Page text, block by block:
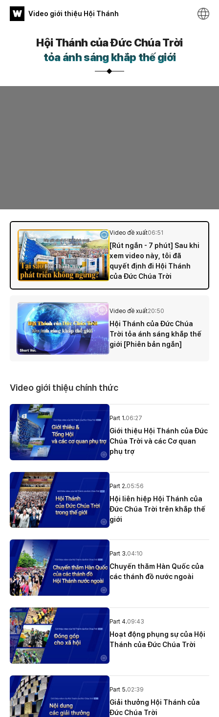
WATVVideo giới thiệu Hội Thánh
Video
thiệu
Hội
Hội Thánh của Đức Chúa Trời
tỏa ánh sáng khắp thế giới
Video đề xuất06:51
[Rút ngắn - 7 phút] Sau khi
xem video này, tôi đã
quyết định đi Hội Thánh
của Đức Chúa Trời
Video đề xuất20:50
Hội Thánh của Ðức Chúa
Trời tỏa ánh sáng khắp thế
giới [Phiên bản ngắn]
Video giới thiệu chính thức
Part 1.06:27
Giới thiệu Hội Thánh của Đức
Chúa Trời và các Cơ quan
phụ trợ
Part 2.05:56
Hội liên hiệp Hội Thánh của
Ðức Chúa Trời trên khắp thế
giới
Part 3.04:10
Chuyến thăm Hàn Quốc của
các thánh đồ nước ngoài
Part 4.09:43
Hoạt động phụng sự của Hội
Thánh của Đức Chúa Trời
Part 5.02:39
Giải thưởng Hội Thánh của
Đức Chúa Trời